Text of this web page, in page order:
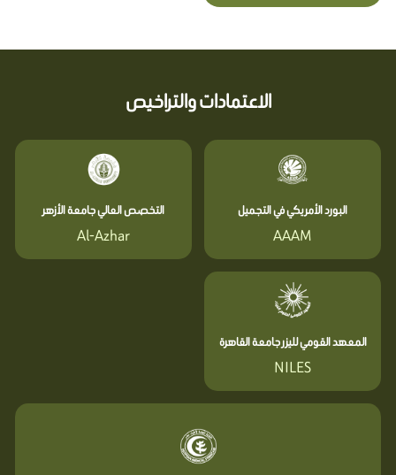
الاعتمادات والتراخيص
البورد الأمريكي في التجميل
AAAM
التخصص العالي جامعة الأزهر
Al-Azhar
المعهد القومي لليزر جامعة القاهرة
NILES